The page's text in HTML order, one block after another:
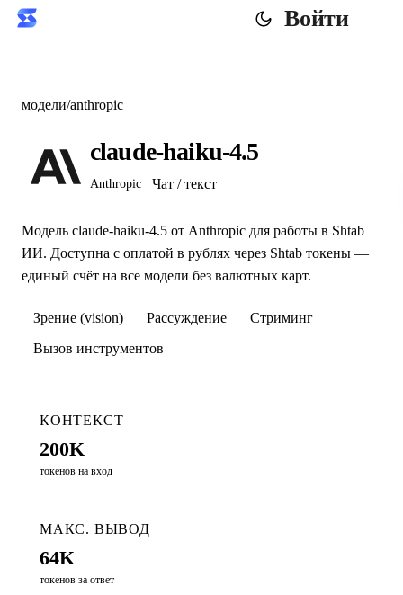
Войти
модели/anthropic
claude-haiku-4.5
Anthropic Чат / текст
Модель claude-haiku-4.5 от Anthropic для работы в Shtab
ИИ. Доступна с оплатой в рублях через Shtab токены —
единый счёт на все модели без валютных карт.
Зрение (vision) Рассуждение
Стриминг
Вызов инструментов
КОНТЕКСТ
200K
токенов на вход
МАКС. ВЫВОД
64K
токенов за ответ